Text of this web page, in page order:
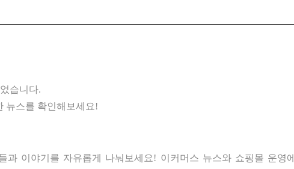
습니다.
뉴스를 확인해보세요!
과 이야기를 자유롭게 나눠보세요! 이커머스 뉴스와 쇼핑몰 운영에